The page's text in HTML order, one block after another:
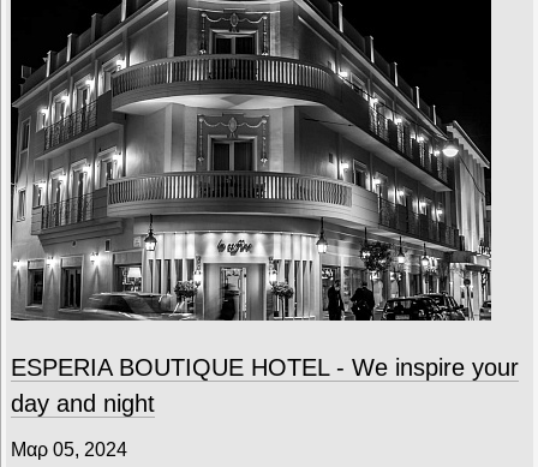
ESPERIA BOUTIQUE HOTEL - We inspire your
day and night
Μαρ 05, 2024